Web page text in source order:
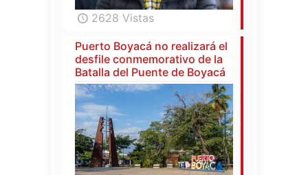
2628 Vistas
Puerto Boyacá no realizará el
desfile conmemorativo de la
Batalla del Puente de Boyacá